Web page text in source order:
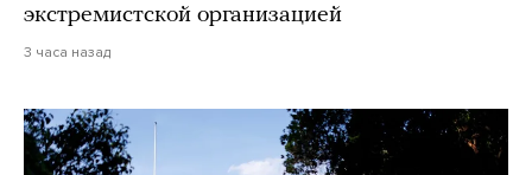
экстремистской организацией
3 часа назад